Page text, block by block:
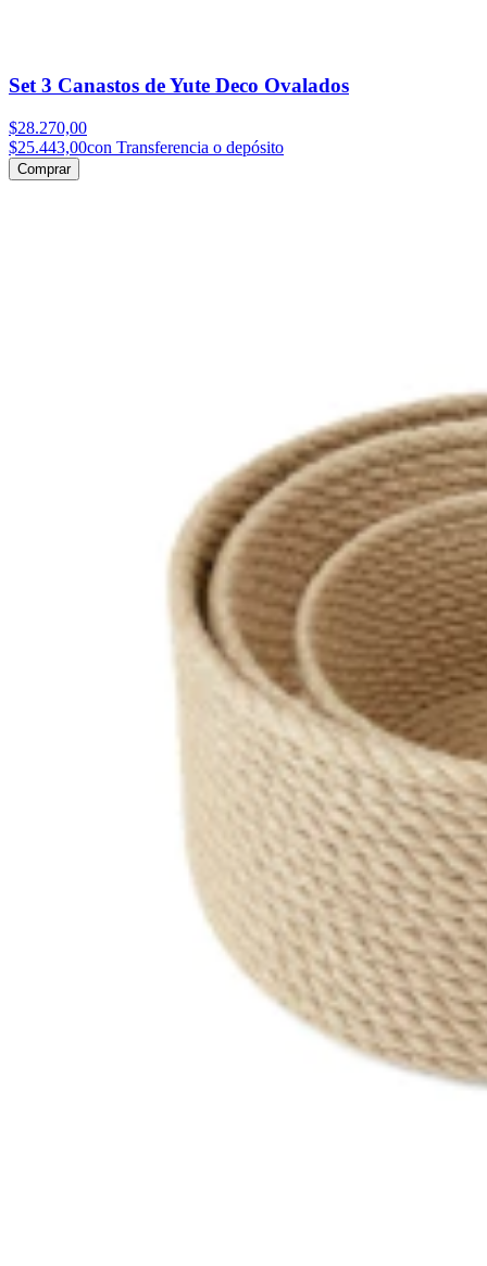
Set 3 Canastos de Yute Deco Ovalados
$28.270,00
$25.443,00con Transferencia o depósito
Comprar